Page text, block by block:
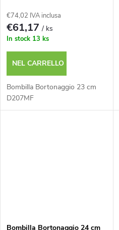
€74,02 IVA inclusa
€61,17/ ks
In stock 13 ks
NEL CARRELLO
Bombilla Bortonaggio 23 cm
D207MF
Bombilla Bortonaggio 24 cm